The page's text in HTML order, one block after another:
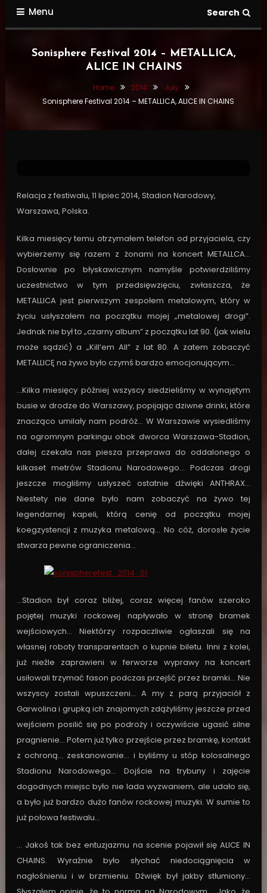
Menu Search
Sonisphere Festival 2014 – METALLICA,
ALICE IN CHAINS
Home 2014
July
Sonisphere Festival 2014 – METALLICA, ALICE IN CHAINS
Show Reviews
Relacja z festiwalu, 11 lipiec 2014, Stadion Narodowy,
Warszawa, Polska.
Kilka miesięcy temu otrzymałem telefon od przyjaciela, czy
wybierzemy się razem z żonami na koncert METALLCA…
Dosłownie po błyskawicznym namyśle potwierdziliśmy
uczestnictwo w tym przedsięwzięciu, zwłaszcza, że
METALLICA jest pierwszym zespołem metalowym, który w
życiu usłyszałem na początku mojej „metalowej drogi”.
Jednak nie był to „czarny album” z początku lat 90. (jak wielu
może sądzić) a „Kill’em All” z lat 80. A zatem zobaczyć
METALLICĘ na żywo było czymś bardzo emocjonującym…
…Kilka miesięcy później wszyscy siedzieliśmy w wynajętym
busie w drodze do Warszawy, popijając dziwne drinki, które
znacząco umilały nam podróż… W Warszawie wysiedliśmy
na ogromnym parkingu obok dworca Warszawa-Stadion,
dalej czekała nas piesza przeprawa do oddalonego o
kilkaset metrów Stadionu Narodowego… Podczas drogi
jeszcze mogliśmy usłyszeć ostatnie dźwięki ANTHRAX…
Niestety nie dane było nam zobaczyć na żywo tej
legendarnej kapeli, którą cenię od początku mojej
koegzystencji z muzyka metalową… No cóż, dorosłe życie
stwarza pewne ograniczenia…
…Stadion był coraz bliżej, coraz więcej fanów szeroko
pojętej muzyki rockowej napływało w stronę bramek
wejściowych… Niektórzy rozpaczliwie ogłaszali się na
własnej roboty transparentach o kupnie biletu. Inni z kolei,
już nieźle zaprawieni w ferworze wyprawy na koncert
usiłowali trzymać fason podczas przejść przez bramki… Nie
wszyscy zostali wpuszczeni… A my z parą przyjaciół z
Garwolina i grupką ich znajomych zdążyliśmy jeszcze przed
wejściem posilić się po podroży i oczywiście ugasić silne
pragnienie… Potem już tylko przejście przez bramkę, kontakt
z ochroną… zeskanowanie… i byliśmy u stóp kolosalnego
Stadionu Narodowego… Dojście na trybuny i zajęcie
dogodnych miejsc było nie lada wyzwaniem, ale udało się,
a było już bardzo dużo fanów rockowej muzyki. W sumie to
już połowa festiwalu…
… Jakoś tak bez entuzjazmu na scenie pojawił się ALICE IN
CHAINS. Wyraźnie było słychać niedociągnięcia w
nagłośnieniu i w brzmieniu. Dźwięk był jakby stłumiony…